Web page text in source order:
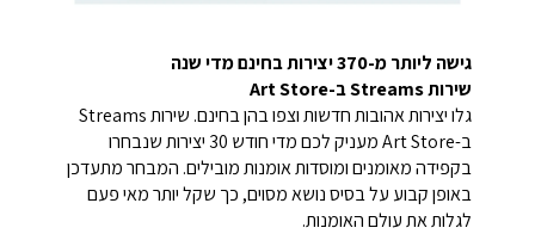
גישה ליותר מ-370 יצירות בחינם מדי שנה
שירות Streams ב-Art Store
גלו יצירות אהובות חדשות וצפו בהן בחינם. שירות Streams
ב-Art Store מעניק לכם מדי חודש 30 יצירות שנבחרו
בקפידה מאומנים ומוסדות אומנות מובילים. המבחר מתעדכן
באופן קבוע על בסיס נושא מסוים, כך שקל יותר מאי פעם
לגלות את עולם האומנות.